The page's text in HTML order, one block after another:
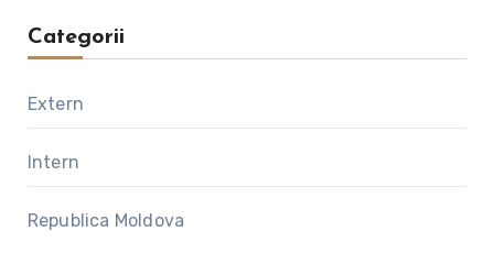
Categorii
Extern
Intern
Republica Moldova